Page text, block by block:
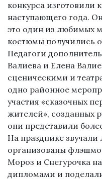
конкурса изготовили
наступающего года.
это один из любимых
костюмы получились
Педагоги
Валиева и Елена
сценическими и
одно районное
участия «сказочных
жителей», созданных
они представили
На празднике
организованы
Мороз и Снегурочка
дипломами и